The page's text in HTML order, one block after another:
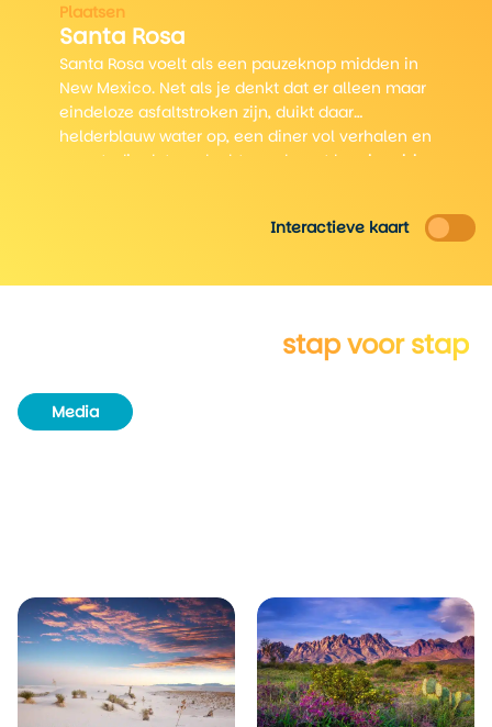
Interactieve kaart
Plaatsen
Santa Rosa
Santa Rosa voelt als een pauzeknop midden in
New Mexico. Net als je denkt dat er alleen maar
eindeloze asfaltstroken zijn, duikt daar
helderblauw water op, een diner vol verhalen en
een stadje dat verdacht goed weet hoe je reizigers
stap voor stap
Media